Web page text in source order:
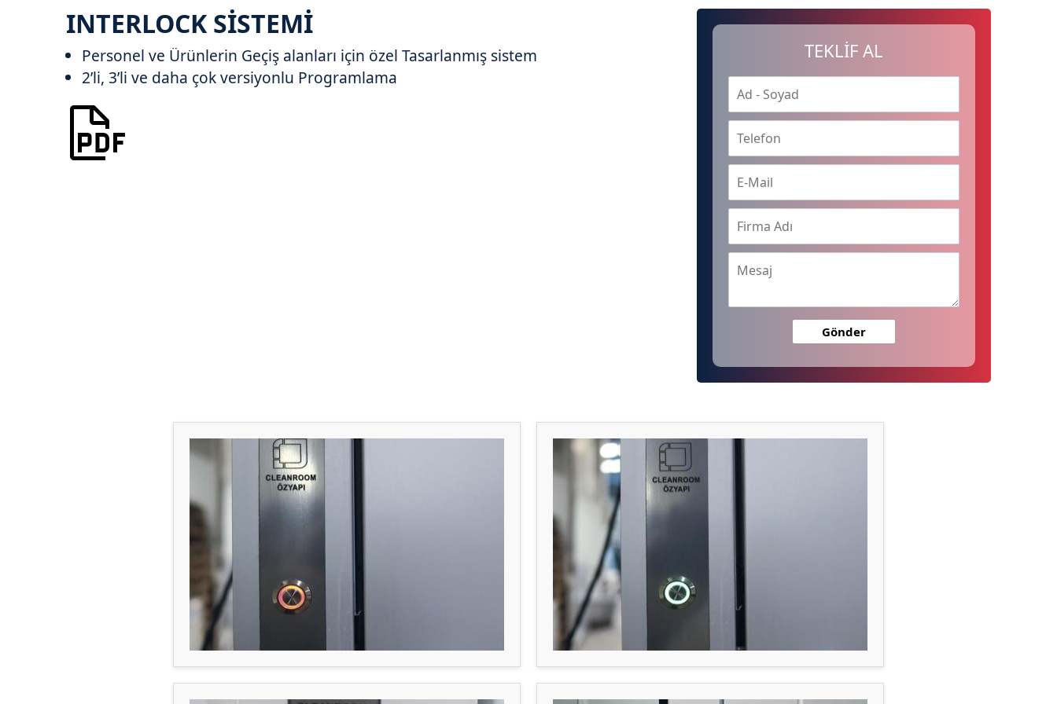
INTERLOCK SİSTEMİ
Personel ve Ürünlerin Geçiş alanları için özel Tasarlanmış sistem
2’li, 3’li ve daha çok versiyonlu Programlama
TEKLİF AL
Gönder